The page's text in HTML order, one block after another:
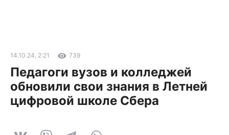
14.10.24, 2:21 739
Педагоги вузов и колледжей
обновили свои знания в Летней
цифровой школе Сбера